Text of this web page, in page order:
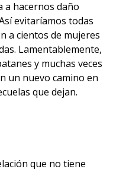
a hacernos daño
evitaríamos todas
a cientos de mujeres
Lamentablemente,
y muchas veces
un nuevo camino en
que dejan.
que no tiene